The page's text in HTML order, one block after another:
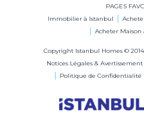
PAGES
Immobilier à Istanbul
Acheter Maison
Copyright Istanbul Homes © 2014
Notices Légales & Avertissement
Politique de Confidentialité